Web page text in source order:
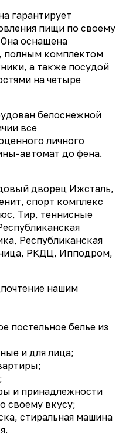
гарантирует
пищи по своему
оснащена
полным комплектом
а также посудой
на четыре
белоснежной
все
личного
автомат до фена.
дворец Ижсталь,
спорт комплекс
Тир, теннисные
Республиканская
РКДЦ, Ипподром,
нашим
постельное белье из
и для лица;
и принадлежности
своему вкусу;
стиральная машина